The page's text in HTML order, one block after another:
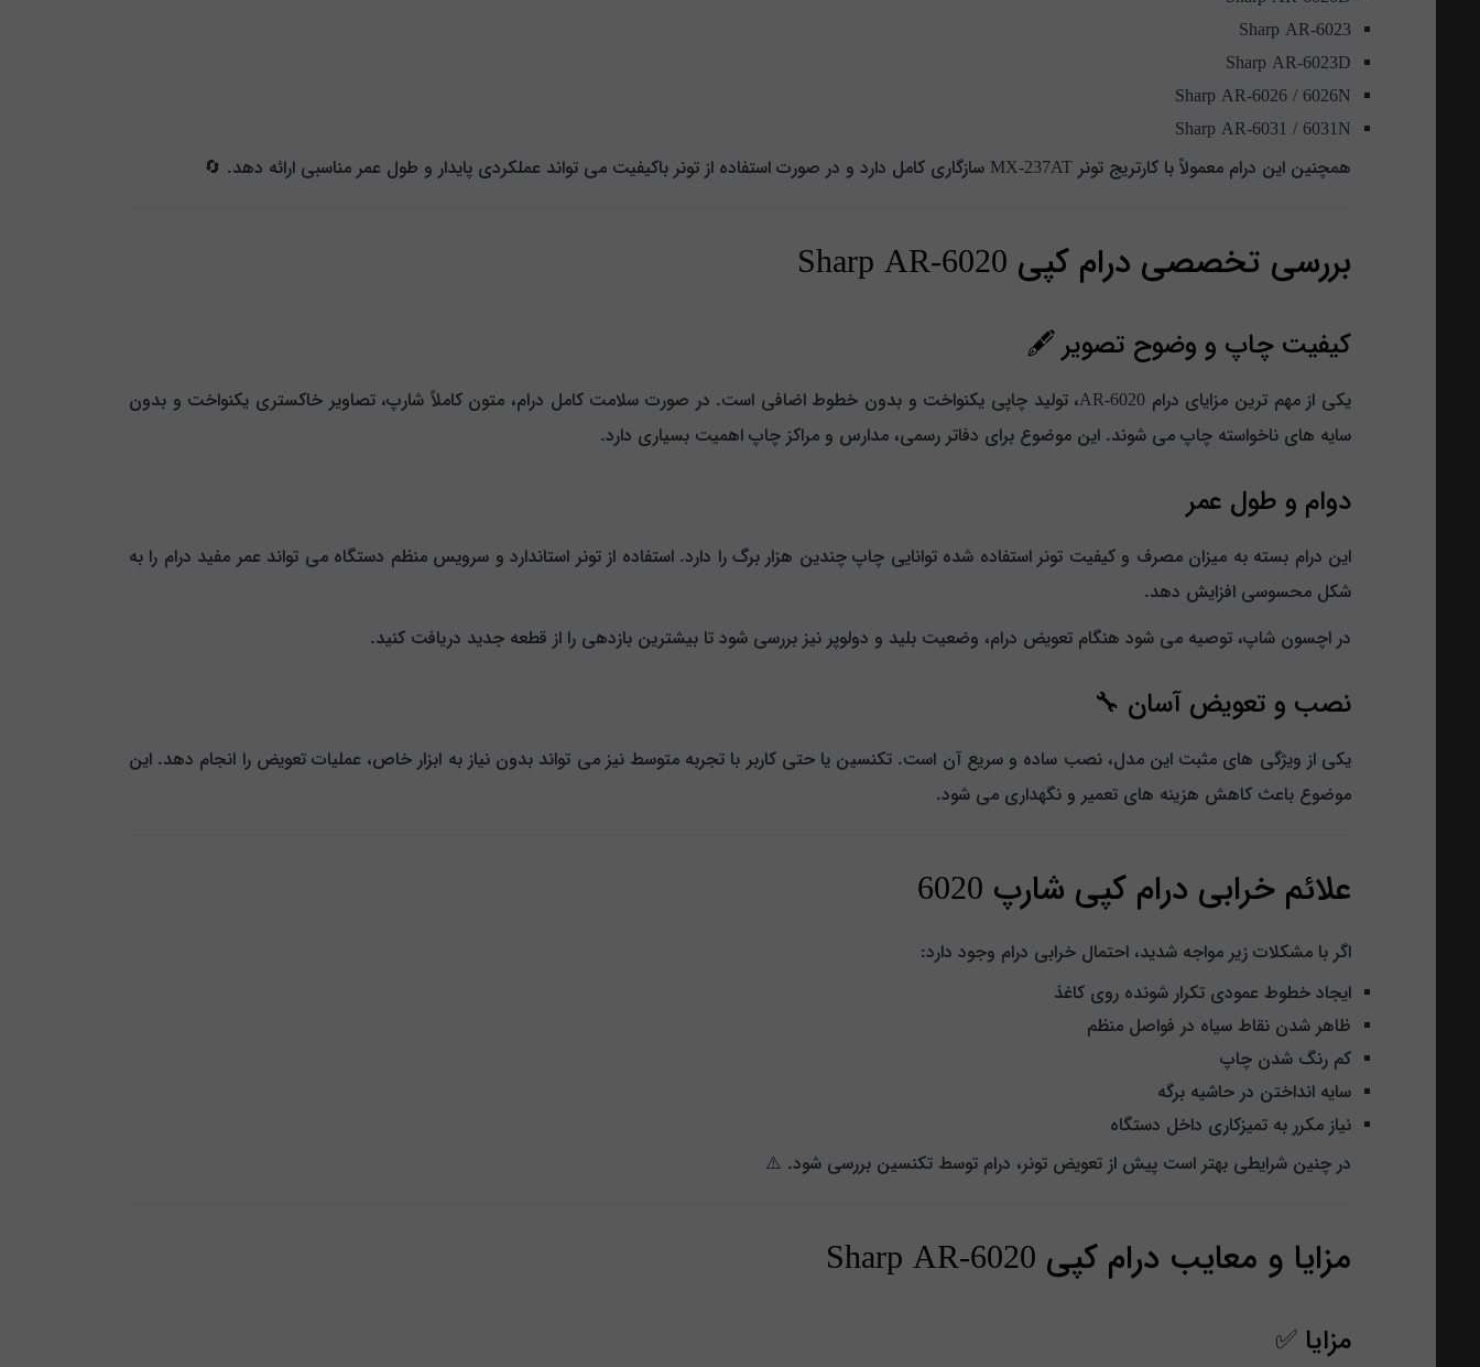
Sharp AR-6023
Sharp AR-6023D
Sharp AR-6026 / 6026N
Sharp AR-6031 / 6031N
همچنین این درام معمولاً با کارتریج تونر MX-237AT سازگاری کامل دارد و در صورت استفاده از تونر باکیفیت می‌ تواند عملکردی پایدار و طول عمر مناسبی ارائه دهد. 🔄
بررسی تخصصی درام کپی Sharp AR-6020
کیفیت چاپ و وضوح تصویر 🖋️
یکی از مهم‌ ترین مزایای درام AR-6020، تولید چاپی یکنواخت و بدون خطوط اضافی است. در صورت سلامت کامل درام، متون کاملاً شارپ، تصاویر خاکستری یکنواخت و بدون
سایه‌ های ناخواسته چاپ می‌ شوند. این موضوع برای دفاتر رسمی، مدارس و مراکز چاپ اهمیت بسیاری دارد.
دوام و طول عمر
این درام بسته به میزان مصرف و کیفیت تونر استفاده‌ شده توانایی چاپ چندین هزار برگ را دارد. استفاده از تونر استاندارد و سرویس منظم دستگاه می‌ تواند عمر مفید درام را به
شکل محسوسی افزایش دهد.
در اچسون شاپ، توصیه می‌ شود هنگام تعویض درام، وضعیت بلید و دولوپر نیز بررسی شود تا بیشترین بازدهی را از قطعه جدید دریافت کنید.
نصب و تعویض آسان 🔧
یکی از ویژگی‌ های مثبت این مدل، نصب ساده و سریع آن است. تکنسین یا حتی کاربر با تجربه متوسط نیز می‌ تواند بدون نیاز به ابزار خاص، عملیات تعویض را انجام دهد. این
موضوع باعث کاهش هزینه‌ های تعمیر و نگهداری می‌ شود.
علائم خرابی درام کپی شارپ 6020
اگر با مشکلات زیر مواجه شدید، احتمال خرابی درام وجود دارد:
ایجاد خطوط عمودی تکرار شونده روی کاغذ
ظاهر شدن نقاط سیاه در فواصل منظم
کم‌ رنگ شدن چاپ
سایه انداختن در حاشیه برگه
نیاز مکرر به تمیزکاری داخل دستگاه
در چنین شرایطی بهتر است پیش از تعویض تونر، درام توسط تکنسین بررسی شود. ⚠️
مزایا و معایب درام کپی Sharp AR-6020
مزایا ✅